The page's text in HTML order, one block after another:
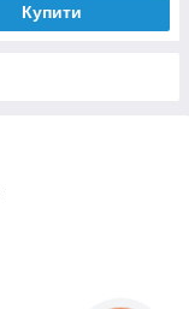
Купити